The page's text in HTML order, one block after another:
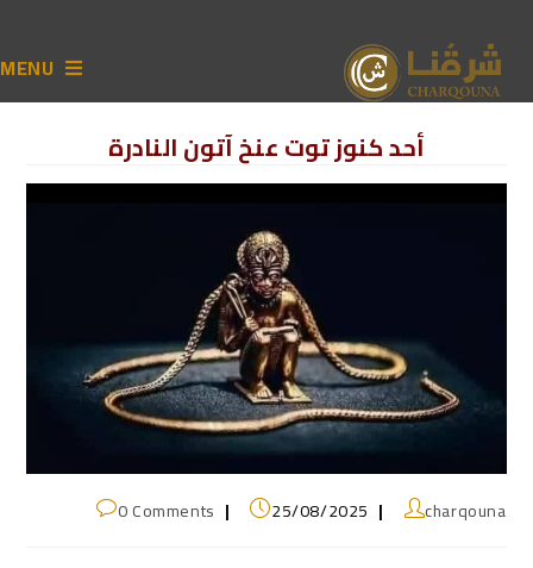
MENU
أحد كنوز توت عنخ آتون النادرة
charqouna
25/08/2025
0 Comments